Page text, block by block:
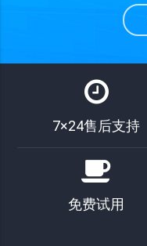
7×24售后支持
免费试用